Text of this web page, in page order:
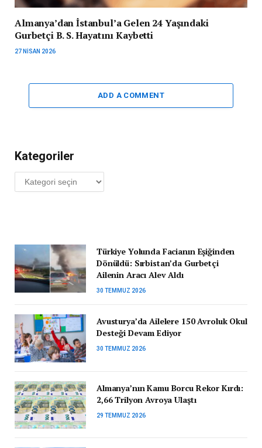
Almanya’dan İstanbul’a Gelen 24 Yaşındaki
Gurbetçi B. S. Hayatını Kaybetti
27 NISAN 2026
ADD A COMMENT
Kategoriler
Kategoriler
Türkiye Yolunda Facianın Eşiğinden
Dönüldü: Sırbistan’da Gurbetçi
Ailenin Aracı Alev Aldı
30 TEMMUZ 2026
Avusturya’da Ailelere 150 Avroluk Okul
Desteği Devam Ediyor
30 TEMMUZ 2026
Almanya’nın Kamu Borcu Rekor Kırdı:
2,66 Trilyon Avroya Ulaştı
29 TEMMUZ 2026